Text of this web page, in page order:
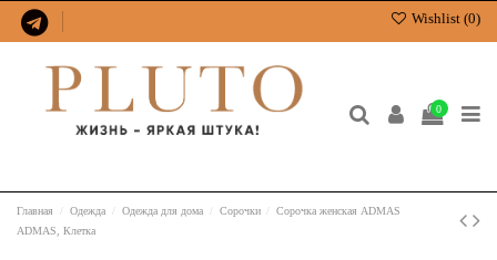
Wishlist (0)
0
Главная Одежда Одежда для дома Сорочки
Сорочка женская ADMAS
ADMAS, Клетка